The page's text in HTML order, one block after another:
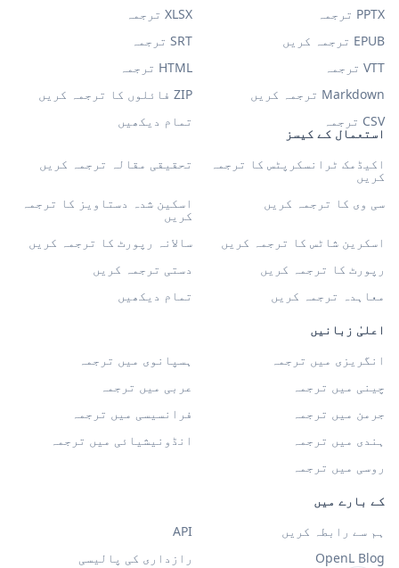
استعمال کے کیسز
اکیڈمک ٹرانسکرپٹس کا ترجمہ
کریں
تحقیقی مقالہ ترجمہ کریں
سی وی کا ترجمہ کریں اسکین شدہ دستاویز کا ترجمہ
کریں
اسکرین شاٹس کا ترجمہ کریں
سالانہ رپورٹ کا ترجمہ کریں
رپورٹ کا ترجمہ کریں
دستی ترجمہ کریں
معاہدہ ترجمہ کریں
تمام دیکھیں
اعلیٰ زبانیں
انگریزی میں ترجمہ
ہسپانوی میں ترجمہ
چینی میں ترجمہ
عربی میں ترجمہ
جرمن میں ترجمہ
فرانسیسی میں ترجمہ
ہندی میں ترجمہ
انڈونیشیائی میں ترجمہ
روسی میں ترجمہ
PPTX ترجمہ
XLSX ترجمہ
EPUB ترجمہ کریں
SRT ترجمہ
VTT ترجمہ
HTML ترجمہ
Markdown ترجمہ کریں
ZIP فائلوں کا ترجمہ کریں
CSV ترجمہ
تمام دیکھیں
کے بارے میں
ہم سے رابطہ کریں
API
OpenL Blog
رازداری کی پالیسی